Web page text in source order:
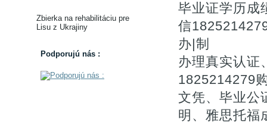
Zbierka na rehabilitáciu pre
Lisu z Ukrajiny
Podporujú nás :
毕业证学历成
信
办|制
办理真实认证
1825214279
文凭、毕业公
明、雅思托福